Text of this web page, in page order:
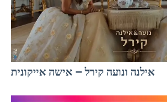
אילנה ונועה קירל – אישה אייקונית